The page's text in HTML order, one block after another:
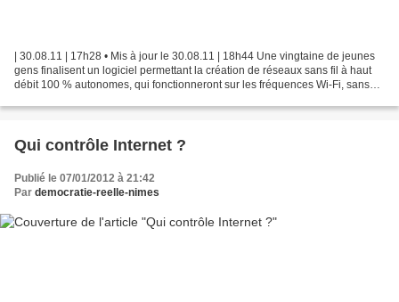
| 30.08.11 | 17h28 • Mis à jour le 30.08.11 | 18h44 Une vingtaine de jeunes
gens finalisent un logiciel permettant la création de réseaux sans fil à haut
débit 100 % autonomes, qui fonctionneront sur les fréquences Wi-Fi, sans
Qui contrôle Internet ?
Publié le 07/01/2012 à 21:42
Par democratie-reelle-nimes